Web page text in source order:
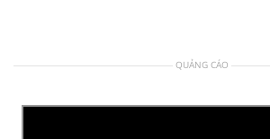
QUẢNG CÁO